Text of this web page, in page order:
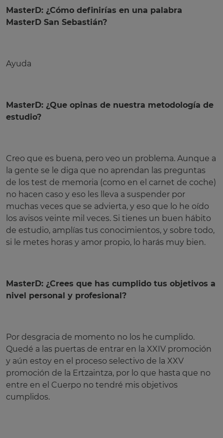
MasterD: ¿Cómo definirías en una palabra
MasterD San Sebastián?
Ayuda
MasterD: ¿Que opinas de nuestra metodología de
estudio?
Creo que es buena, pero veo un problema. Aunque a
la gente se le diga que no aprendan las preguntas
de los test de memoria (como en el carnet de coche)
no hacen caso y eso les lleva a suspender por
muchas veces que se advierta, y eso que lo he oído
los avisos veinte mil veces. Si tienes un buen hábito
de estudio, amplías tus conocimientos, y sobre todo,
si le metes horas y amor propio, lo harás muy bien.
MasterD: ¿Crees que has cumplido tus objetivos a
nivel personal y profesional?
Por desgracia de momento no los he cumplido.
Quedé a las puertas de entrar en la XXIV promoción
y aún estoy en el proceso selectivo de la XXV
promoción de la Ertzaintza, por lo que hasta que no
entre en el Cuerpo no tendré mis objetivos
cumplidos.